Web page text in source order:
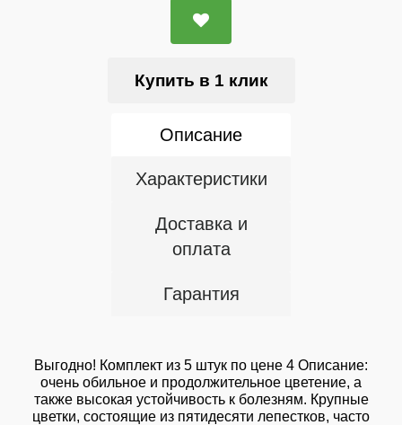
Купить в 1 клик
Описание
Характеристики
Доставка и
оплата
Гарантия
Выгодно! Комплект из 5 штук по цене 4 Описание:
очень обильное и продолжительное цветение, а
также высокая устойчивость к болезням. Крупные
цветки, состоящие из пятидесяти лепестков, часто